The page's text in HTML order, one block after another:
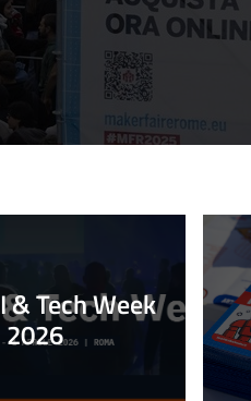
& Tech Week
2026